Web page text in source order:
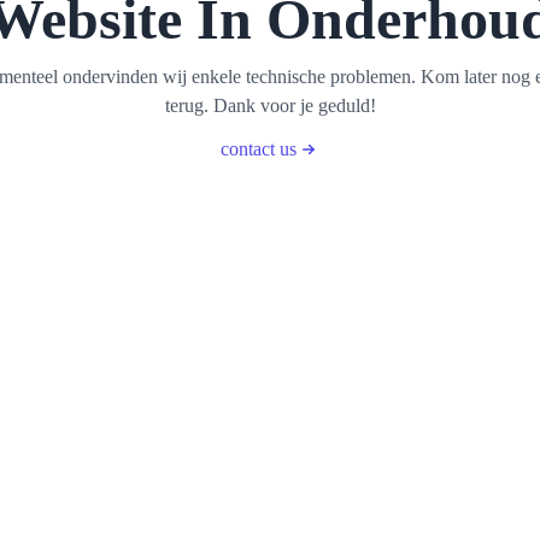
In
ondervinden wij enkele technische problemen. Kom later nog
terug. Dank voor je geduld!
contact us